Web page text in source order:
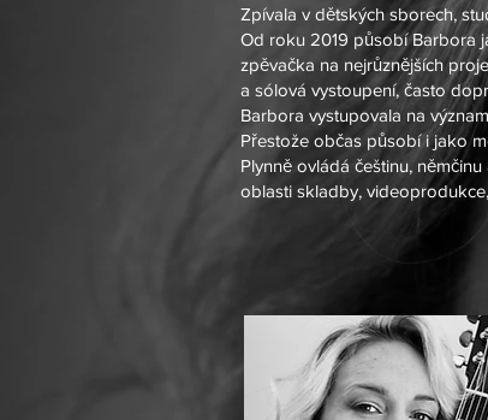
Zpívala v dětských sborech,
Od roku 2019 působí Barbora
zpěvačka na nejrůznějších
a sólová vystoupení, často
Barbora vystupovala na
Přestože občas působí i jako
Plynně ovládá češtinu,
oblasti skladby,